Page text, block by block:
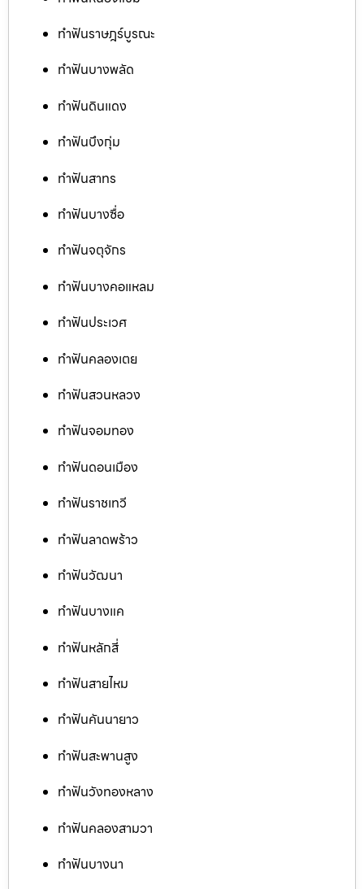
ทำฟันราษฎร์บูรณะ
ทำฟันบางพลัด
ทำฟันดินแดง
ทำฟันบึงกุ่ม
ทำฟันสาทร
ทำฟันบางซื่อ
ทำฟันจตุจักร
ทำฟันบางคอแหลม
ทำฟันประเวศ
ทำฟันคลองเตย
ทำฟันสวนหลวง
ทำฟันจอมทอง
ทำฟันดอนเมือง
ทำฟันราชเทวี
ทำฟันลาดพร้าว
ทำฟันวัฒนา
ทำฟันบางแค
ทำฟันหลักสี่
ทำฟันสายไหม
ทำฟันคันนายาว
ทำฟันสะพานสูง
ทำฟันวังทองหลาง
ทำฟันคลองสามวา
ทำฟันบางนา